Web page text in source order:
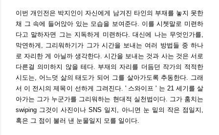
이번 개인전은 박지인이 자신에게 남겨진 타인의 부재를 놓지 못한
채 그 속에 들어앉아 있는 모습을 보여준다. 이를 시쳇말로 미련하
다고 말하자면 그는 지독하게 미련하다. 대신에 나는 무엇인가를,
막연하게, 그리워하기가 그가 시간을 보내는 여러 방법들 중 하나
로 자리한 게 아닐까 생각한다. 시간을 보내는 것과 사는 것은 서로
다른걸 의미하지 않을 테다. 부재의 자리를 더듬던 작가의 적적한
시도는, 어느덧 삶의 태도가 되어 그를 살아가도록 추동한다. 그래
서 이 전시의 제목이 선하게 그려진다. ' 스와이프 ' 는 21 세기를 살
아가는 그가 누군가를 그리워하는 현대적 실천법이다. 그가 훔치는
swiping 그것이 사진이나 SNS 일지, 아니면 눈 밑의 작은 점일지,
혹은 그 점이 불러 낸 눈물일지 모를 일이다.